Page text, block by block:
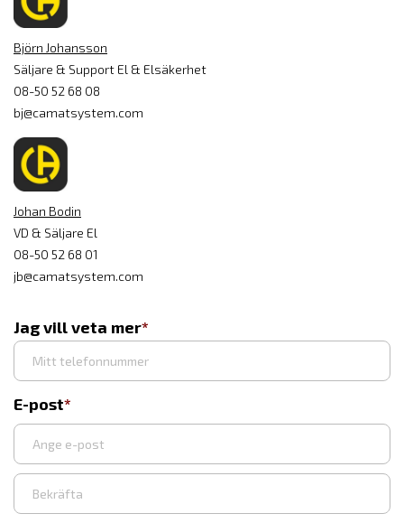
Björn Johansson
Säljare & Support El & Elsäkerhet
08-50 52 68 08
bj@camatsystem.com
Johan Bodin
VD & Säljare El
08-50 52 68 01
jb@camatsystem.com
Jag vill veta mer
E-post
Ange
e-